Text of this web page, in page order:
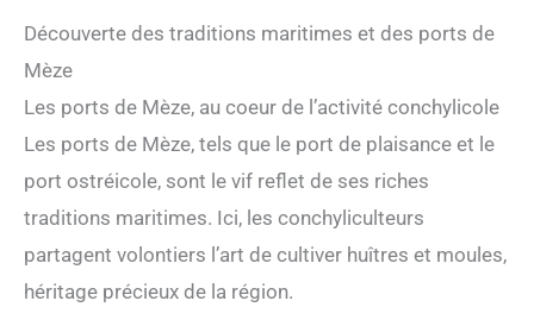
Découverte des traditions maritimes et des ports de
Mèze
Les ports de Mèze, au coeur de l’activité conchylicole
Les ports de Mèze, tels que le port de plaisance et le
port ostréicole, sont le vif reflet de ses riches
traditions maritimes. Ici, les conchyliculteurs
partagent volontiers l’art de cultiver huîtres et moules,
héritage précieux de la région.